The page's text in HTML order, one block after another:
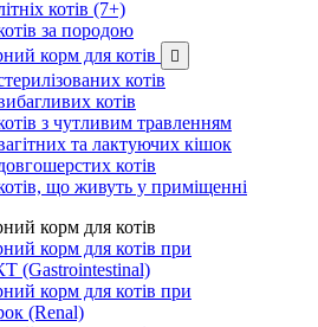
котів (7+)
за породою
корм для котів

котів
котів
з чутливим травленням
та лактуючих кішок
котів
що живуть у приміщенні
корм для котів
корм для котів при
(Gastrointestinal)
корм для котів при
(Renal)